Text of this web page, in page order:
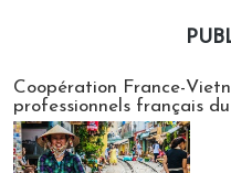
Coopération France-
professionnels français